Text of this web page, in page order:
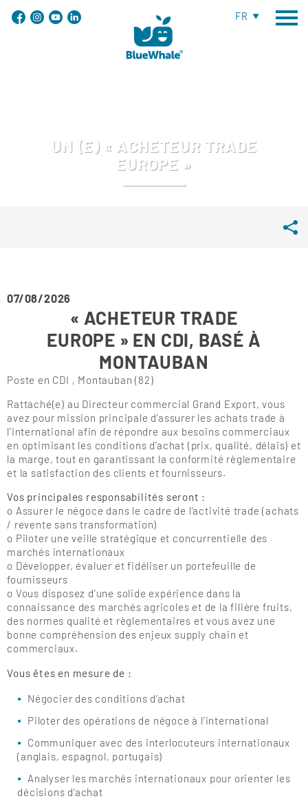
FR
UN (E) « ACHETEUR TRADE
EUROPE »
07/08/2026
« ACHETEUR TRADE
EUROPE » EN CDI, BASÉ À
MONTAUBAN
Poste en CDI , Montauban (82)
Rattaché(e) au Directeur commercial Grand Export, vous
avez pour mission principale d’assurer les achats trade à
l’international afin de répondre aux besoins commerciaux
en optimisant les conditions d’achat (prix, qualité, délais) et
la marge, tout en garantissant la conformité règlementaire
et la satisfaction des clients et fournisseurs.
Vos principales responsabilités seront :
o Assurer le négoce dans le cadre de l’activité trade (achats
/ revente sans transformation)
o Piloter une veille stratégique et concurrentielle des
marchés internationaux
o Développer, évaluer et fidéliser un portefeuille de
fournisseurs
o Vous disposez d’une solide expérience dans la
connaissance des marchés agricoles et de la filière fruits,
des normes qualité et règlementaires et vous avez une
bonne compréhension des enjeux supply chain et
commerciaux.
Vous êtes en mesure de :
Négocier des conditions d’achat
Piloter des opérations de négoce à l’international
Communiquer avec des interlocuteurs internationaux
(anglais, espagnol, portugais)
Analyser les marchés internationaux pour orienter les
décisions d’achat